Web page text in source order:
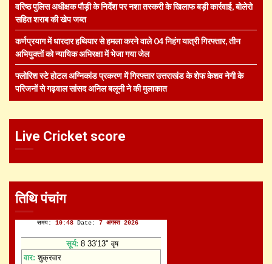
वरिष्ठ पुलिस अधीक्षक पौड़ी के निर्देश पर नशा तस्करी के खिलाफ बड़ी कार्रवाई, बोलेरो
सहित शराब की खेप जब्त
कर्णप्रयाग में धारदार हथियार से हमला करने वाले 04 निहंग यात्री गिरफ्तार, तीन
अभियुक्तों को न्यायिक अभिरक्षा में भेजा गया जेल
फ्लोरिश स्टे होटल अग्निकांड प्रकरण में गिरफ्तार उत्तराखंड के शेफ केशव नेगी के
परिजनों से गढ़वाल सांसद अनिल बलूनी ने की मुलाकात
Live Cricket score
तिथि पंचांग